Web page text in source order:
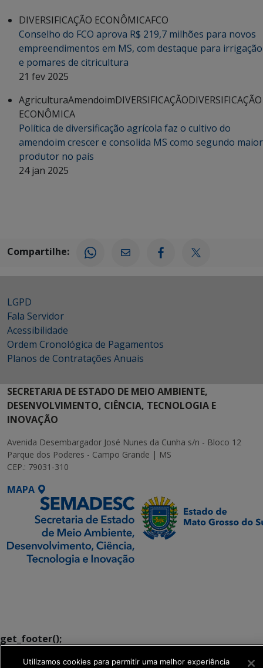
DIVERSIFICAÇÃO ECONÔMICAFCO
Conselho do FCO aprova R$ 219,7 milhões para novos
empreendimentos em MS, com destaque para irrigação
e pomares de citricultura
21 fev 2025
AgriculturaAmendoimDIVERSIFICAÇÃODIVERSIFICAÇÃO
ECONÔMICA
Política de diversificação agrícola faz o cultivo do
amendoim crescer e consolida MS como segundo maior
produtor no país
24 jan 2025
Compartilhe:
LGPD
Fala Servidor
Acessibilidade
Ordem Cronológica de Pagamentos
Planos de Contratações Anuais
SECRETARIA DE ESTADO DE MEIO AMBIENTE,
DESENVOLVIMENTO, CIÊNCIA, TECNOLOGIA E
INOVAÇÃO
Avenida Desembargador José Nunes da Cunha s/n - Bloco 12
Parque dos Poderes - Campo Grande | MS
CEP.: 79031-310
MAPA
get_footer();
Utilizamos cookies para permitir uma melhor experiência